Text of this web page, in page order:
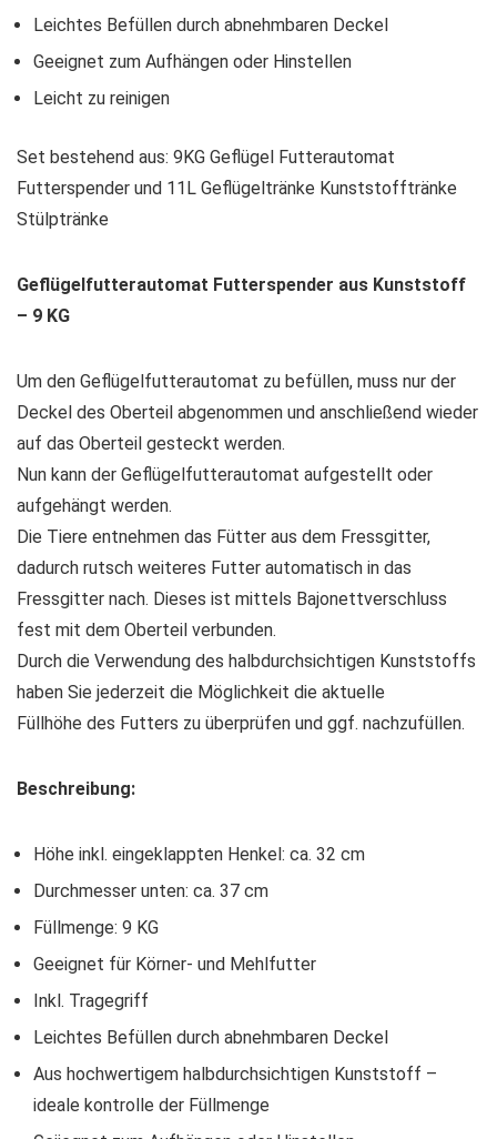
Leichtes Befüllen durch abnehmbaren Deckel
Geeignet zum Aufhängen oder Hinstellen
Leicht zu reinigen
Set bestehend aus: 9KG Geflügel Futterautomat
Futterspender und 11L Geflügeltränke Kunststofftränke
Stülptränke
Geflügelfutterautomat Futterspender aus Kunststoff
– 9 KG
Um den Geflügelfutterautomat zu befüllen, muss nur der
Deckel des Oberteil abgenommen und anschließend wieder
auf das Oberteil gesteckt werden.
Nun kann der Geflügelfutterautomat aufgestellt oder
aufgehängt werden.
Die Tiere entnehmen das Fütter aus dem Fressgitter,
dadurch rutsch weiteres Futter automatisch in das
Fressgitter nach. Dieses ist mittels Bajonettverschluss
fest mit dem Oberteil verbunden.
Durch die Verwendung des halbdurchsichtigen Kunststoffs
haben Sie jederzeit die Möglichkeit die aktuelle
Füllhöhe des Futters zu überprüfen und ggf. nachzufüllen.
Beschreibung:
Höhe inkl. eingeklappten Henkel: ca. 32 cm
Durchmesser unten: ca. 37 cm
Füllmenge: 9 KG
Geeignet für Körner- und Mehlfutter
Inkl. Tragegriff
Leichtes Befüllen durch abnehmbaren Deckel
Aus hochwertigem halbdurchsichtigen Kunststoff –
ideale kontrolle der Füllmenge